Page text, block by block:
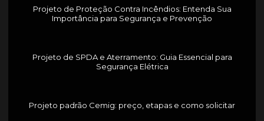
Projeto de Proteção Contra Incêndios: Entenda Sua
Importância para Segurança e Prevenção
Projeto de SPDA e Aterramento: Guia Essencial para
Segurança Elétrica
Projeto padrão Cemig: preço, etapas e como solicitar